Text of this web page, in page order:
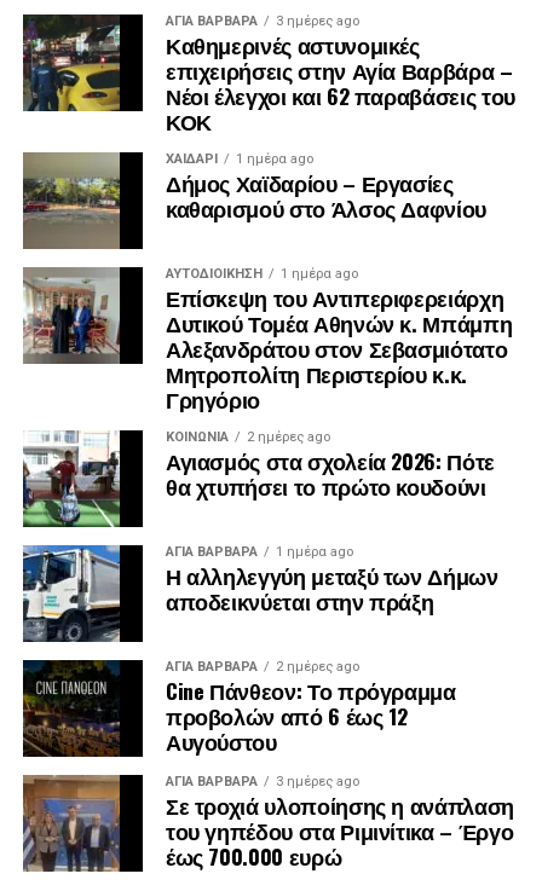
ΑΓΙΑ ΒΑΡΒΑΡΑ 3 ημέρες ago
Καθημερινές αστυνομικές
επιχειρήσεις στην Αγία Βαρβάρα –
Νέοι έλεγχοι και 62 παραβάσεις του
ΚΟΚ
ΧΑΪΔΑΡΙ 1 ημέρα ago
Δήμος Χαϊδαρίου – Εργασίες
καθαρισμού στο Άλσος Δαφνίου
ΑΥΤΟΔΙΟΊΚΗΣΗ 1 ημέρα ago
Επίσκεψη του Αντιπεριφερειάρχη
Δυτικού Τομέα Αθηνών κ. Μπάμπη
Αλεξανδράτου στον Σεβασμιότατο
Μητροπολίτη Περιστερίου κ.κ.
Γρηγόριο
ΚΟΙΝΩΝΊΑ 2 ημέρες ago
Αγιασμός στα σχολεία 2026: Πότε
θα χτυπήσει το πρώτο κουδούνι
ΑΓΙΑ ΒΑΡΒΑΡΑ 1 ημέρα ago
Η αλληλεγγύη μεταξύ των Δήμων
αποδεικνύεται στην πράξη
ΑΓΙΑ ΒΑΡΒΑΡΑ 2 ημέρες ago
Cine Πάνθεον: Το πρόγραμμα
προβολών από 6 έως 12
Αυγούστου
ΑΓΙΑ ΒΑΡΒΑΡΑ 3 ημέρες ago
Σε τροχιά υλοποίησης η ανάπλαση
του γηπέδου στα Ριμινίτικα – Έργο
έως 700.000 ευρώ